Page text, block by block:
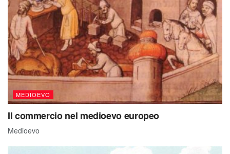
MEDIOEVO
Il commercio nel medioevo europeo
Medioevo